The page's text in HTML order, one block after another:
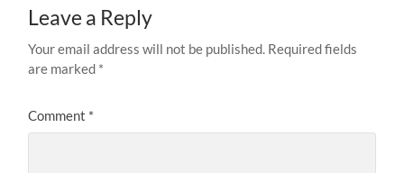
Leave a Reply
Your email address will not be published. Required fields
are marked *
Comment *